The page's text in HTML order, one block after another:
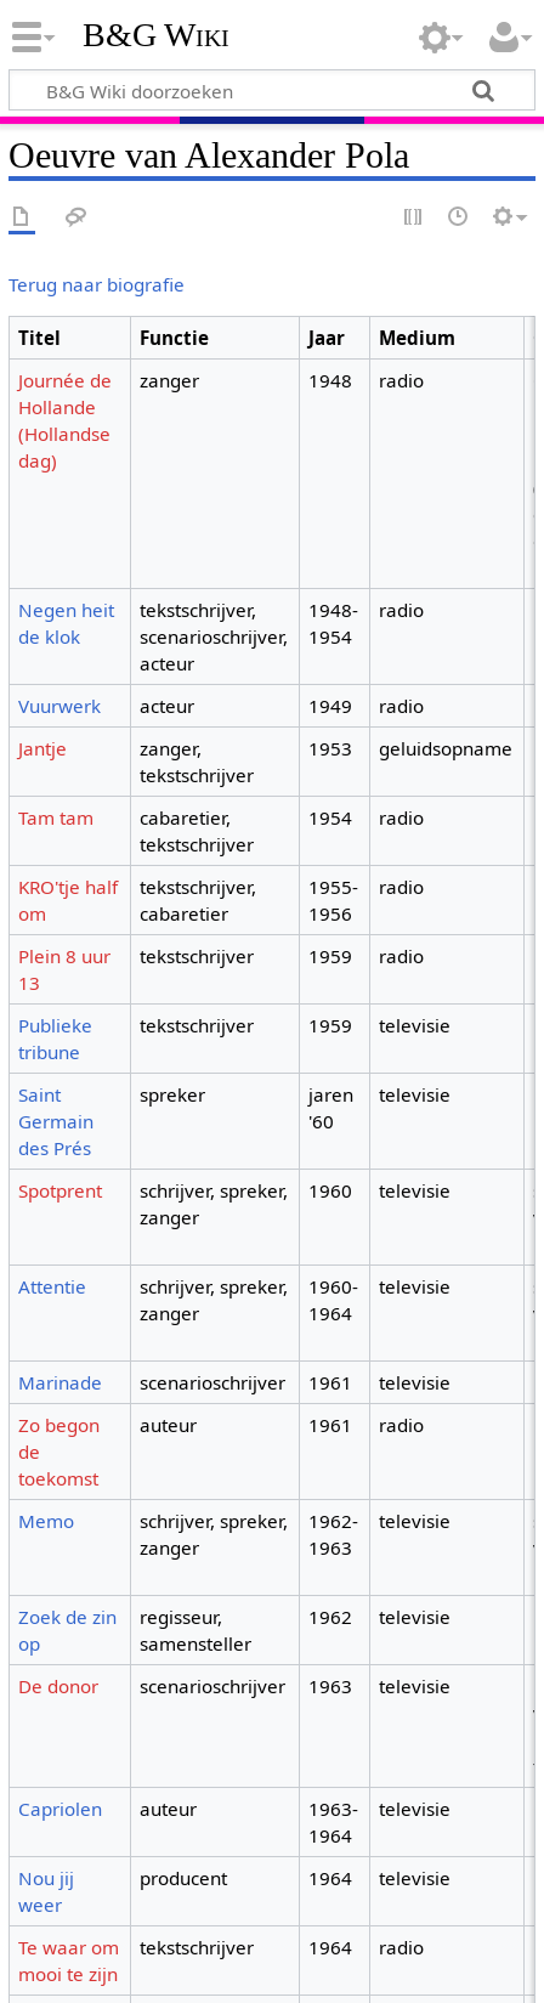
B&G Wiki
Oeuvre van Alexander Pola
Terug naar biografie
Titel Functie Jaar Medium
Journée de
Hollande
(Hollandse
dag)
zanger 1948 radio
Negen heit
de klok
tekstschrijver,
scenarioschrijver,
acteur
1948-
1954
radio
Vuurwerk acteur 1949
radio
Jantje
zanger,
tekstschrijver
1953 geluidsopname
Tam tam
cabaretier,
tekstschrijver
1954 radio
KRO'tje half
om
tekstschrijver,
cabaretier
1955-
1956
radio
Plein 8 uur
13
tekstschrijver 1959 radio
Publieke
tribune
tekstschrijver 1959 televisie
Saint
Germain
des Prés
spreker
jaren
'60
televisie
Spotprent
schrijver, spreker,
zanger
1960 televisie
Attentie
schrijver, spreker,
zanger
1960-
1964
televisie
Marinade
scenarioschrijver 1961
televisie
Zo begon
de
toekomst
auteur 1961 radio
Memo
schrijver, spreker,
zanger
1962-
1963
televisie
Zoek de zin
op
regisseur,
samensteller
1962 televisie
De donor scenarioschrijver 1963 televisie
Capriolen
auteur
1963-
1964
televisie
Nou jij
weer
producent 1964 televisie
Te waar om
mooi te zijn
tekstschrijver 1964 radio